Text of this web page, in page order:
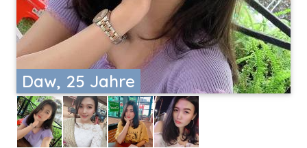
Daw, 25 Jahre